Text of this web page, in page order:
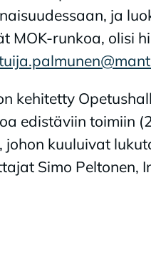
ja
MOK-run­koa, oli­si
ke­hi­tet­ty
edis­tä­viin toi­miin
jo­hon kuu­lui­vat
Simo